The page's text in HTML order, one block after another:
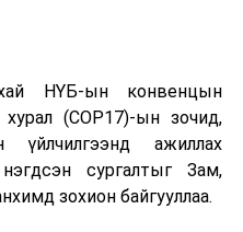
НҮБ-ын конвенцын
(COP17)-ын зочид,
үйлчилгээнд ажиллах
сургалтыг Зам,
зохион байгууллаа.